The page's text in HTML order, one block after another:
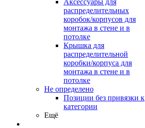
Аксессуары для
распределительных
коробок/корпусов для
монтажа в стене и в
потолке
Крышка для
распределительной
коробки/корпуса для
монтажа в стене и в
потолке
Не определено
Позиции без привязки к
категории
Ещё